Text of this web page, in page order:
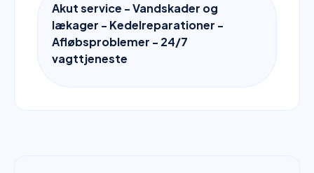
Akut service - Vandskader og
lækager - Kedelreparationer -
Afløbsproblemer - 24/7
vagttjeneste